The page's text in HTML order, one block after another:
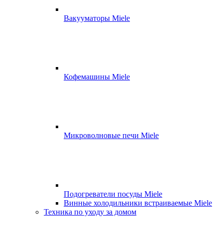
Вакууматоры Miele
Кофемашины Miele
Микроволновые печи Miele
Подогреватели посуды Miele
Винные холодильники встраиваемые Miele
Техника по уходу за домом